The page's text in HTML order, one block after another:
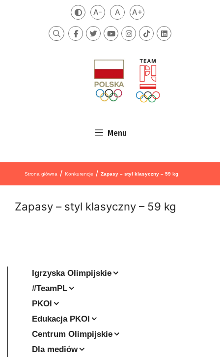
Zmień kontrast
A-Mniejsza czcionka
ADomyślna czcionka
A+Większa czcionka
Szukaj
Menu
Strona główna / Konkurencje / Zapasy – styl klasyczny – 59 kg
Zapasy – styl klasyczny – 59 kg
Igrzyska Olimpijskie
#TeamPL
PKOl
Edukacja PKOl
Centrum Olimpijskie
Dla mediów